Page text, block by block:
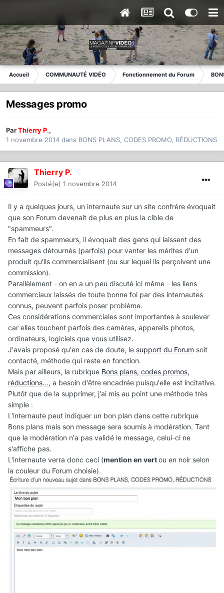
Accueil COMMUNAUTÉ VIDÉO Fonctionnement du Forum
Messages promo
ParThierry P.,
1 novembre 2014 dans BONS PLANS, CODES PROMO, RÉDUCTIONS
Thierry P.
Posté(e) 1 novembre 2014
Il y a quelques jours, un internaute sur un site confrère évoquait
que son Forum devenait de plus en plus la cible de
"spammeurs".
En fait de spammeurs, il évoquait des gens qui laissent des
messages détournés (parfois) pour vanter les mérites d'un
produit qu'ils commercialisent (ou sur lequel ils perçoivent une
commission).
Parallèlement - on en a un peu discuté ici même - les liens
commerciaux laissés de toute bonne foi par des internautes
connus, peuvent parfois poser problème.
Ces considérations commerciales sont importantes à soulever
car elles touchent parfois des caméras, appareils photos,
ordinateurs, logiciels que vous utilisez.
J'avais proposé qu'en cas de doute, le support du Forum soit
contacté, méthode qui reste en fonction.
Mais par ailleurs, la rubrique Bons plans, codes promos,
réductions..., a besoin d'être encadrée puisqu'elle est incitative.
Plutôt que de la supprimer, j'ai mis au point une méthode très
simple :
L'internaute peut indiquer un bon plan dans cette rubrique
Bons plans mais son message sera soumis à modération. Tant
que la modération n'a pas validé le message, celui-ci ne
s'affiche pas.
L'internaute verra donc ceci (mention en vertou en noir selon
la couleur du Forum choisie).